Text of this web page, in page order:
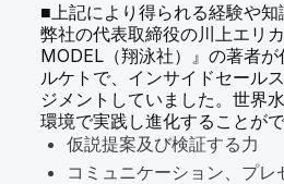
■上記により得られる経験や知
弊社の代表取締役の川上エリ
MODEL（翔泳社）』の著者
ルケトで、インサイドセール
ジメントしていました。世界
環境で実践し進化することがで
仮説提案及び検証する力
コミュニケーション、プレ